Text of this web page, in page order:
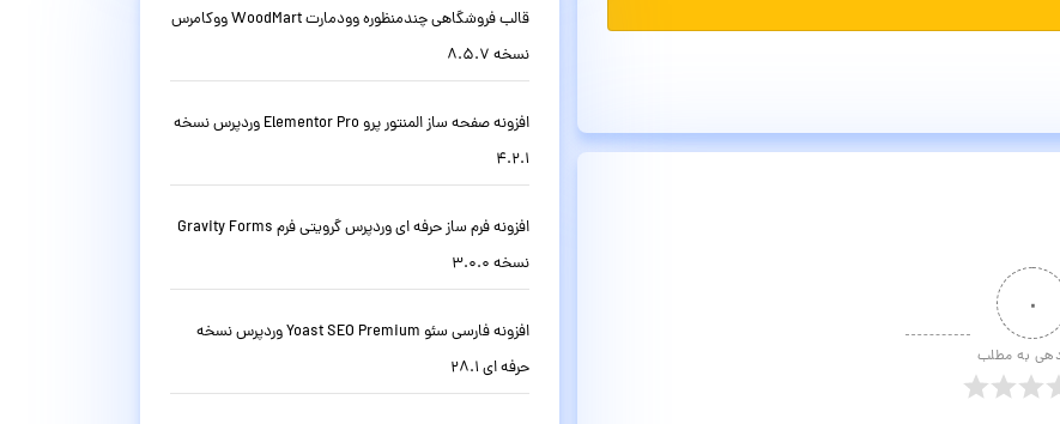
۰
به مطلب
قالب فروشگاهی چندمنظوره وودمارت WoodMart ووکامرس
نسخه 8.5.7
افزونه صفحه ساز المنتور پرو Elementor Pro وردپرس نسخه
4.2.1
افزونه فرم ساز حرفه ای وردپرس گرویتی فرم Gravity Forms
نسخه 3.0.0
افزونه فارسی سئو Yoast SEO Premium وردپرس نسخه
حرفه ای 28.1